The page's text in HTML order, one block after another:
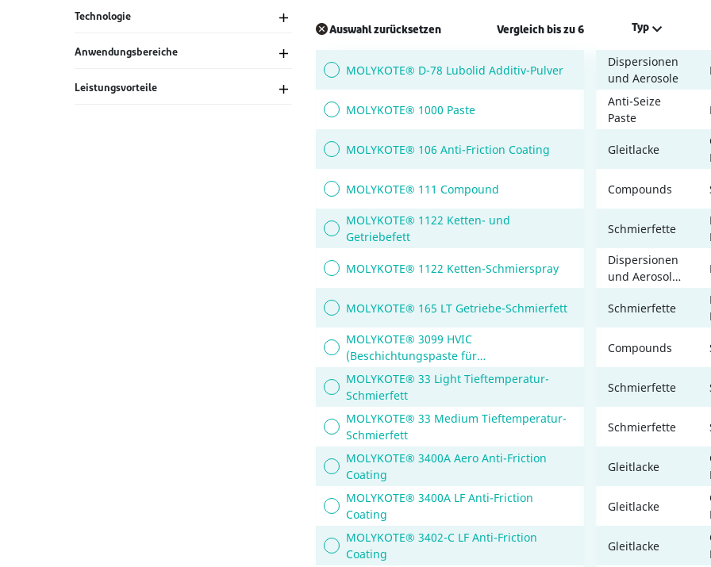
Technologie
Anwendungsbereiche
Leistungsvorteile
Auswahl zurücksetzen Vergleich bis zu 6
MOLYKOTE® D-78 Lubolid Additiv-Pulver
MOLYKOTE® 1000 Paste
MOLYKOTE® 106 Anti-Friction Coating
MOLYKOTE® 111 Compound
MOLYKOTE® 1122 Ketten- und
Getriebefett
MOLYKOTE® 1122 Ketten-Schmierspray
MOLYKOTE® 165 LT Getriebe-Schmierfett
MOLYKOTE® 3099 HVIC
(Beschichtungspaste für
Hochspannungsisolatoren) Compound
MOLYKOTE® 33 Light Tieftemperatur-
Schmierfett
MOLYKOTE® 33 Medium Tieftemperatur-
Schmierfett
MOLYKOTE® 3400A Aero Anti-Friction
Coating
MOLYKOTE® 3400A LF Anti-Friction
Coating
MOLYKOTE® 3402-C LF Anti-Friction
Coating
Typ
Dispersionen
und Aerosole
Anti-Seize
Paste
Gleitlacke
Compounds
Schmierfette
Dispersionen
und Aerosole;
Schmierfette
Compounds
Schmierfette
Schmierfette
Gleitlacke
Gleitlacke
Gleitlacke